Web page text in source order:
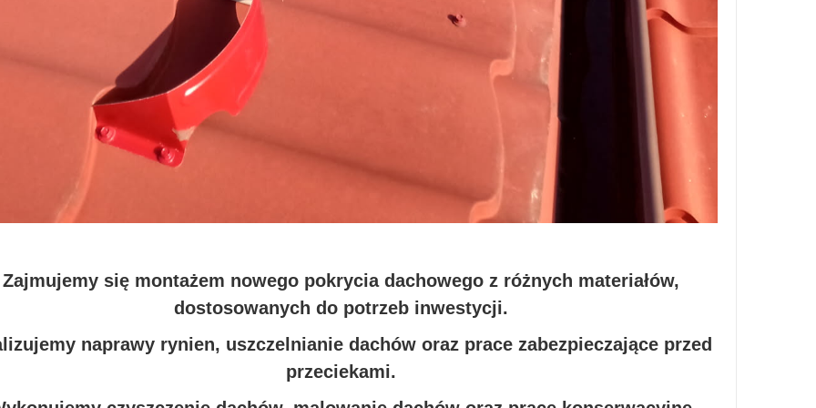
Zajmujemy się montażem nowego pokrycia dachowego z różnych materiałów,
dostosowanych do potrzeb inwestycji.
naprawy rynien, uszczelnianie dachów oraz prace zabezpieczające przed
przeciekami.